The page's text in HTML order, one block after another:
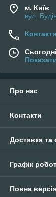
м. Київ
вул.
Контакти
Про нас
Контакти
Доставка та
Графік
Повна